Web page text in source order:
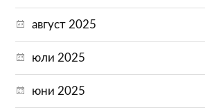
август 2025
юли 2025
юни 2025